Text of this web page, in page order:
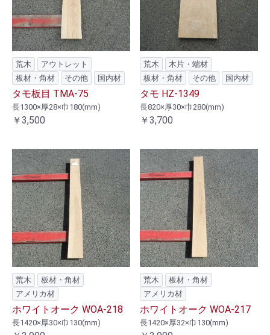
荒木
アウトレット
板材・角材
その他 国内材
タモ板目 TMA-75
長1300×厚28×巾180(mm)
￥3,500
荒木
木片・端材
板材・角材
その他 国内材
タモ HZ-1349
長820×厚30×巾280(mm)
￥3,700
荒木
板材・角材
アメリカ材
ホワイトオーク WOA-218
長1420×厚30×巾130(mm)
荒木
板材・角材
アメリカ材
ホワイトオーク WOA-217
長1420×厚32×巾130(mm)